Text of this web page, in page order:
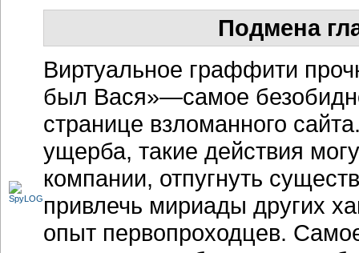
Подмена
Виртуальное граффити
был Вася»—самое
странице взломанного
ущерба, такие действия
компании, отпугнуть
привлечь мириады других
опыт первопроходцев.